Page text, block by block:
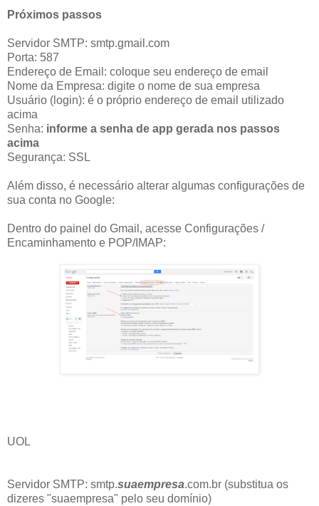
Próximos passos
Servidor SMTP: smtp.gmail.com
Porta: 587
Endereço de Email: coloque seu endereço de email
Nome da Empresa: digite o nome de sua empresa
Usuário (login): é o próprio endereço de email utilizado
acima
Senha: informe a senha de app gerada nos passos
acima
Segurança: SSL
Além disso, é necessário alterar algumas configurações de
sua conta no Google:
Dentro do painel do Gmail, acesse Configurações /
Encaminhamento e POP/IMAP:
UOL
Servidor SMTP: smtp.suaempresa.com.br (substitua os
dizeres "suaempresa" pelo seu domínio)